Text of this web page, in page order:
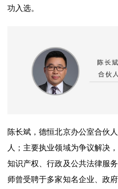
功入选。
陈长斌，德恒北京办公室合伙
人；主要执业领域为争议解决
知识产权、行政及公共法律服
师曾受聘于多家知名企业、政